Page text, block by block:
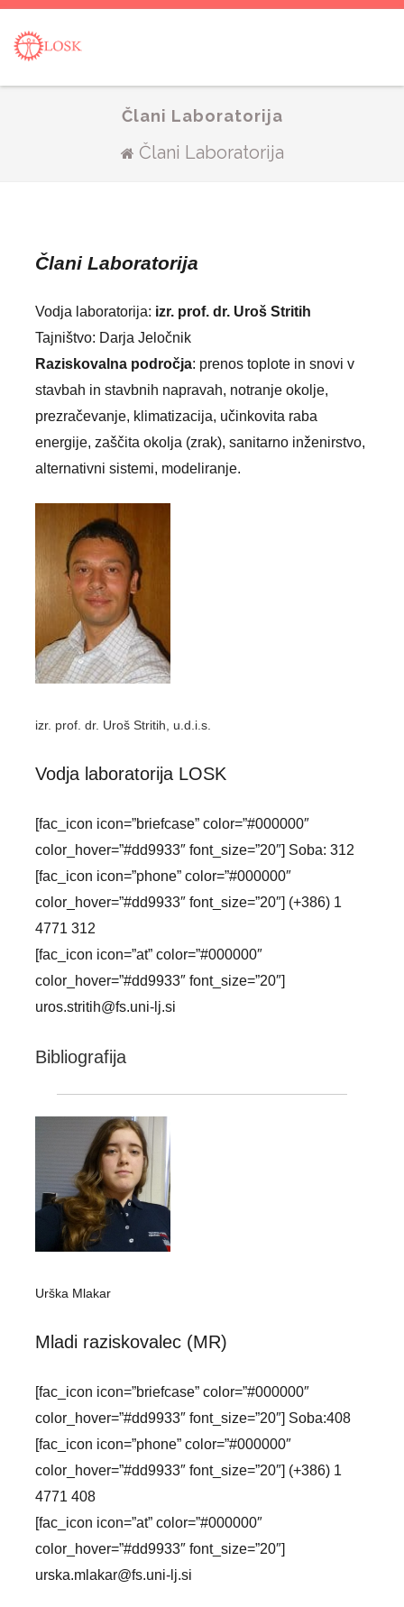
Člani Laboratorija
Člani Laboratorija
Člani Laboratorija
Vodja laboratorija: izr. prof. dr. Uroš Stritih
Tajništvo: Darja Jeločnik
Raziskovalna področja: prenos toplote in snovi v
stavbah in stavbnih napravah, notranje okolje,
prezračevanje, klimatizacija, učinkovita raba
energije, zaščita okolja (zrak), sanitarno inženirstvo,
alternativni sistemi, modeliranje.
izr. prof. dr. Uroš Stritih, u.d.i.s.
Vodja laboratorija LOSK
[fac_icon icon=”briefcase” color=”#000000″
color_hover=”#dd9933″ font_size=”20″] Soba: 312
[fac_icon icon=”phone” color=”#000000″
color_hover=”#dd9933″ font_size=”20″] (+386) 1
4771 312
[fac_icon icon=”at” color=”#000000″
color_hover=”#dd9933″ font_size=”20″]
uros.stritih@fs.uni-lj.si
Bibliografija
Urška Mlakar
Mladi raziskovalec (MR)
[fac_icon icon=”briefcase” color=”#000000″
color_hover=”#dd9933″ font_size=”20″] Soba:408
[fac_icon icon=”phone” color=”#000000″
color_hover=”#dd9933″ font_size=”20″] (+386) 1
4771 408
[fac_icon icon=”at” color=”#000000″
color_hover=”#dd9933″ font_size=”20″]
urska.mlakar@fs.uni-lj.si